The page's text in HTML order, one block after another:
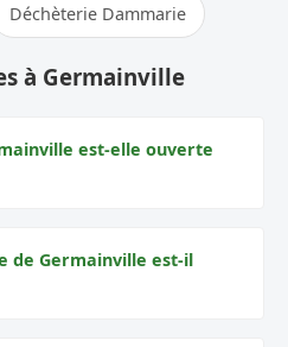
Déchèterie Dammarie
à Germainville
est-elle ouverte
de Germainville est-il